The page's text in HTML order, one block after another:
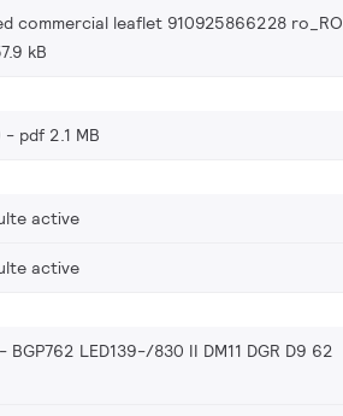
commercial leaflet 910925866228 ro_RO
kB
pdf 2.1 MB
active
active
BGP762 LED139-/830 II DM11 DGR D9 62